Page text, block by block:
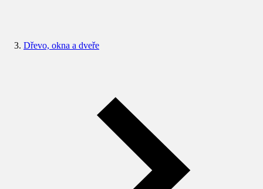
Dřevo, okna a dveře